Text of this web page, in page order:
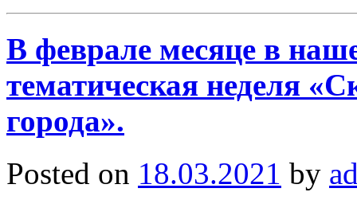
В феврале месяце в
тематическая неделя
города».
Posted on 18.03.2021 by